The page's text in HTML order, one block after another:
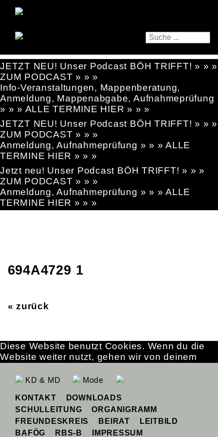
JETZT NEU! Unser Podcast BÖH TRIFFT! » » »
ZUM PODCAST » » »
Info-Veranstaltungen, Mappenberatung,
Anmeldung, Mappenabgabe, Aufnahmeprüfung
» » » ALLE TERMINE HIER » » »
JETZT NEU! Unser Podcast BÖH TRIFFT! » » »
ZUM PODCAST » » »
Anmeldung, Aufnahmeprüfung » » » ALLE
TERMINE HIER » » »
Jetzt neu! Unser Podcast BÖH TRIFFT! » » »
ZUM PODCAST » » »
Anmeldung, Aufnahmeprüfung » » » ALLE
TERMINE HIER » » »
694A4729 1
« zurück
KD & MD Mode
KONTAKT
DOWNLOADS
SCHULLEITUNG
ORGANIGRAMM
FREUNDESKREIS
BEIRAT
LEITBILD
BAFÖG
RBS-B IMPRESSUM
Diese Website benutzt Cookies. Wenn du die
Website weiter nutzt, gehen wir von deinem